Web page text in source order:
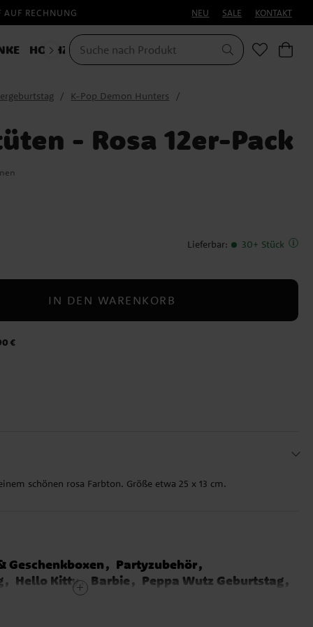
AUF RECHNUNG NEU SALE KONTAKT
HOCHZEIT KOSTÜME
K-Pop Demon Hunters
- Rosa 12er-Pack
Lieferbar: 30+ Stück
IN DEN WARENKORB
€
schönen rosa Farbton. Größe etwa 25 x 13 cm.
Geschenkboxen
Partyzubehör
Hello Kitty Barbie
Peppa Wutz Geburtstag
Bangoberry